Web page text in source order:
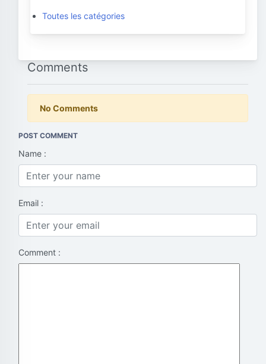
Toutes les catégories
Comments
No Comments
POST COMMENT
Name :
Email :
Comment :